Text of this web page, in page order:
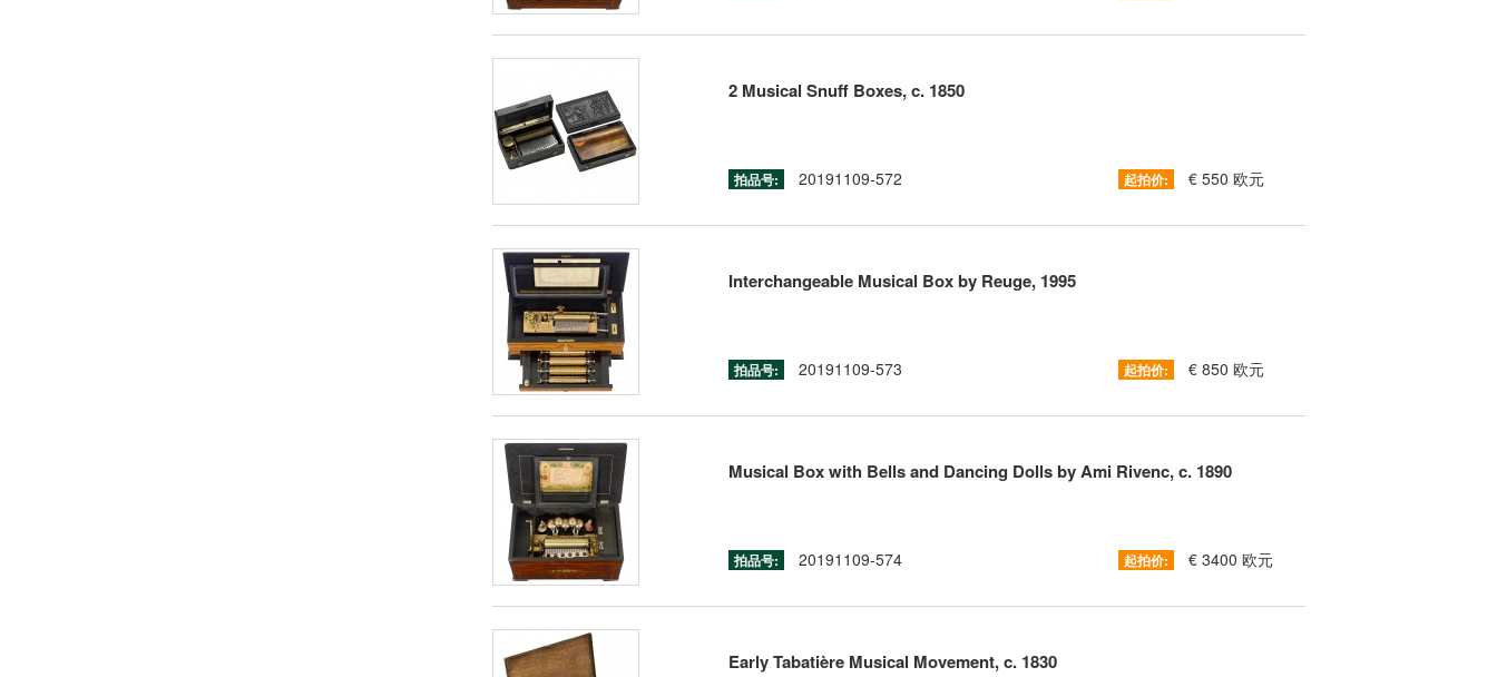
2 Musical Snuff Boxes, c. 1850
拍品号: 20191109-572 起拍价: € 550 欧元
Interchangeable Musical Box by Reuge, 1995
拍品号: 20191109-573 起拍价: € 850 欧元
Musical Box with Bells and Dancing Dolls by Ami Rivenc, c. 1890
拍品号: 20191109-574 起拍价: € 3400 欧元
Early Tabatière Musical Movement, c. 1830